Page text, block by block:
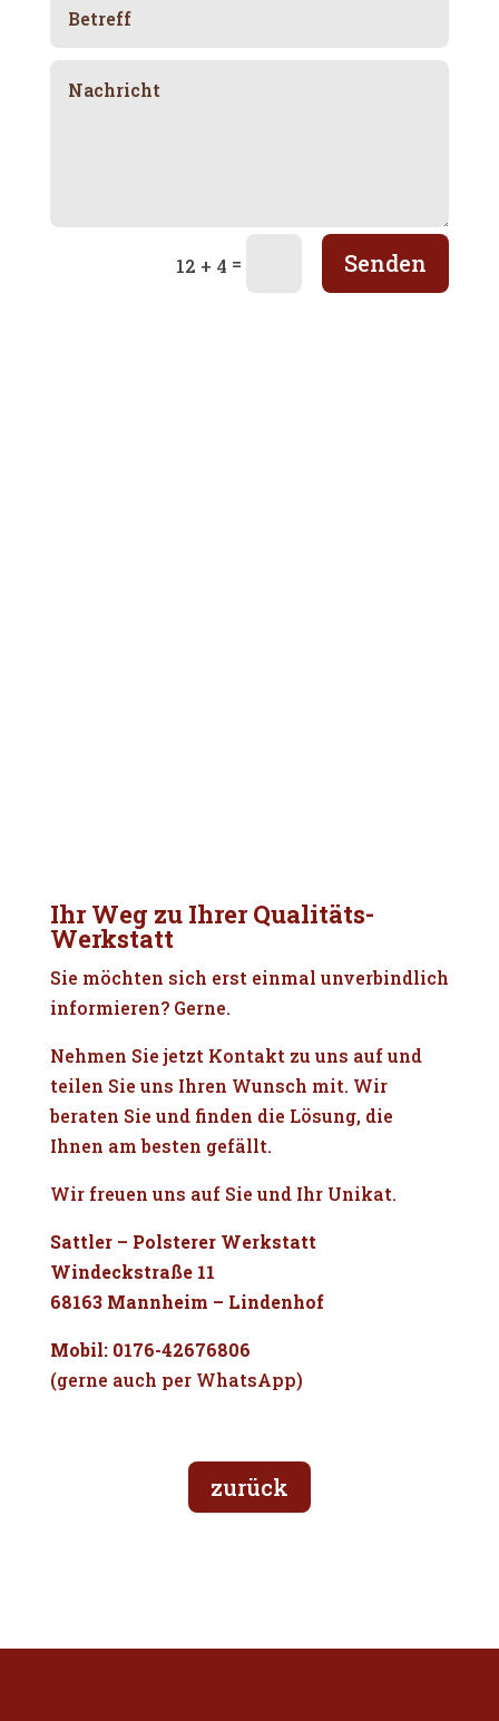
12 + 4 = Senden
Ihr Weg zu Ihrer Qualitäts-
Werkstatt
Sie möchten sich erst einmal unverbindlich
informieren? Gerne.
Nehmen Sie jetzt Kontakt zu uns auf und
teilen Sie uns Ihren Wunsch mit. Wir
beraten Sie und finden die Lösung, die
Ihnen am besten gefällt.
Wir freuen uns auf Sie und Ihr Unikat.
Sattler – Polsterer Werkstatt
Windeckstraße 11
68163 Mannheim – Lindenhof
Mobil: 0176-42676806
(gerne auch per WhatsApp)
zurück